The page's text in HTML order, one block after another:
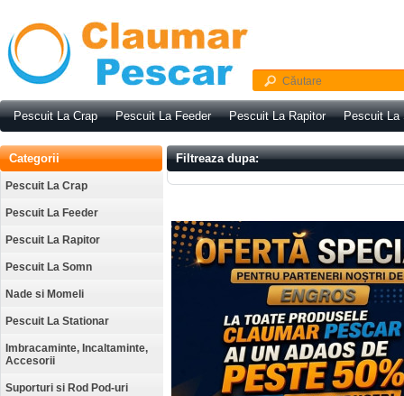
Pescuit La Crap Pescuit La Feeder Pescuit La Rapitor Pescuit La
Categorii
Pescuit La Crap
Pescuit La Feeder
Pescuit La Rapitor
Pescuit La Somn
Nade si Momeli
Pescuit La Stationar
Imbracaminte, Incaltaminte,
Accesorii
Suporturi si Rod Pod-uri
Filtreaza dupa: